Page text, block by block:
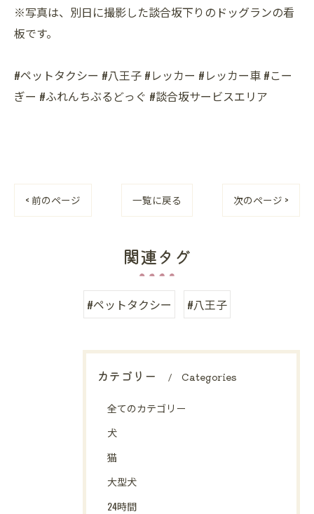
※写真は、別日に撮影した談合坂下りのドッグランの看
板です。
#ペットタクシー #八王子 #レッカー #レッカー車 #こー
ぎー #ふれんちぶるどっぐ #談合坂サービスエリア
< 前のページ 一覧に戻る 次のページ >
関連タグ
#ペットタクシー #八王子
カテゴリー Categories
全てのカテゴリー
犬
猫
大型犬
24時間